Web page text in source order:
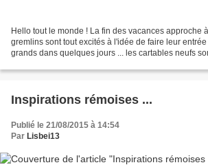
Hello tout le monde ! La fin des vacances approche
gremlins sont tout excités à l'idée de faire leur
grands dans quelques jours ... les cartables neufs
Inspirations rémoises ...
Publié le 21/08/2015 à 14:54
Par Lisbei13